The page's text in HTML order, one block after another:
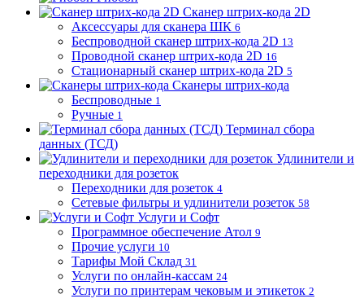
Сканер штрих-кода 2D
Аксессуары для сканера ШК 6
Беспроводной сканер штрих-кода 2D 13
Проводной сканер штрих-кода 2D 16
Стационарный сканер штрих-кода 2D 5
Сканеры штрих-кода
Беспроводные 1
Ручные 1
Терминал сбора
данных (ТСД)
Удлинители и
переходники для розеток
Переходники для розеток 4
Сетевые фильтры и удлинители розеток 58
Услуги и Софт
Программное обеспечение Атол 9
Прочие услуги 10
Тарифы Мой Склад 31
Услуги по онлайн-кассам 24
Услуги по принтерам чековым и этикеток 2